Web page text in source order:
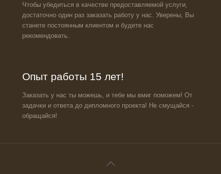
Чтобы убедиться в качестве предоставляемой услуги,
достаточно один раз заказать работу у нас. Уверены, Вы
станете постоянным клиентом и будете нас
рекомендовать.
Опыт работы 15 лет!
Заказать у нас ты можешь, и тебе мы вмиг поможем! От
задачки и ответа до дипломного проекта! Не смущайся -
обращайся!